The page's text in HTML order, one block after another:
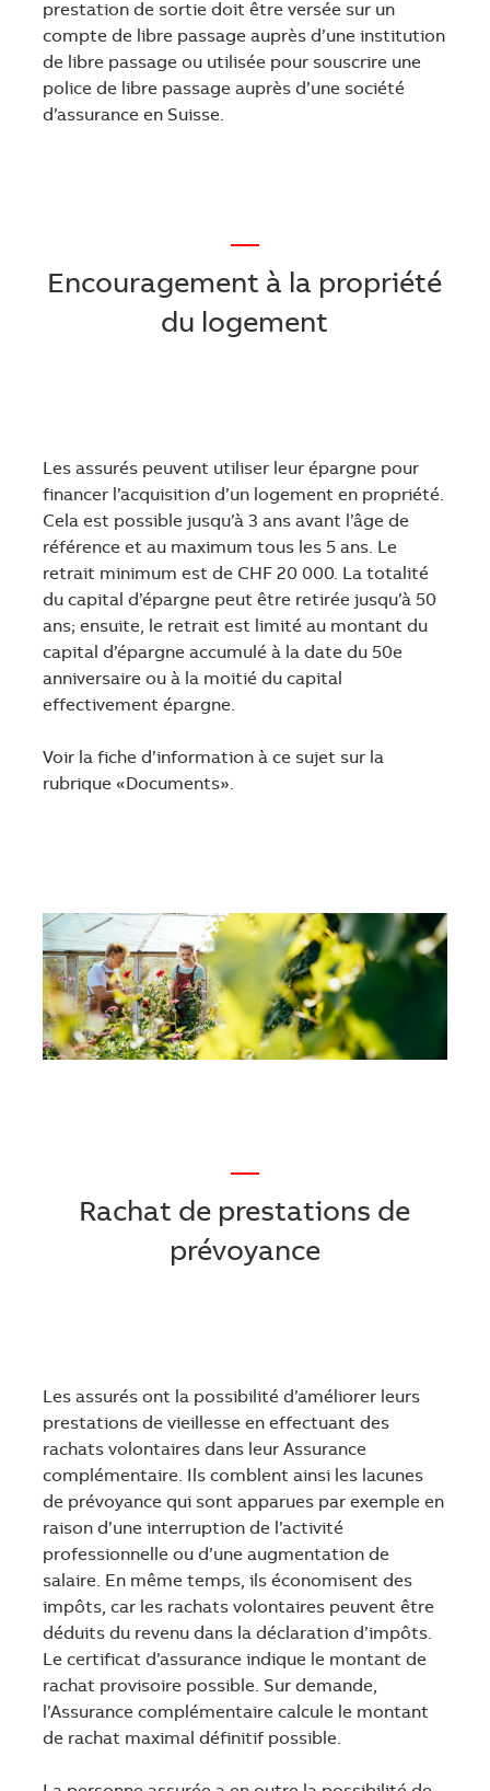
prestation de sortie doit être versée sur un
compte de libre passage auprès d’une institution
de libre passage ou utilisée pour souscrire une
police de libre passage auprès d’une société
d’assurance en Suisse.
—
Encouragement à la propriété
du logement
Les assurés peuvent utiliser leur épargne pour
financer l’acquisition d’un logement en propriété.
Cela est possible jusqu’à 3 ans avant l’âge de
référence et au maximum tous les 5 ans. Le
retrait minimum est de CHF 20 000. La totalité
du capital d’épargne peut être retirée jusqu’à 50
ans; ensuite, le retrait est limité au montant du
capital d’épargne accumulé à la date du 50e
anniversaire ou à la moitié du capital
effectivement épargne.
Voir la fiche d’information à ce sujet sur la
rubrique «Documents».
—
Rachat de prestations de
prévoyance
Les assurés ont la possibilité d’améliorer leurs
prestations de vieillesse en effectuant des
rachats volontaires dans leur Assurance
complémentaire. Ils comblent ainsi les lacunes
de prévoyance qui sont apparues par exemple en
raison d’une interruption de l’activité
professionnelle ou d’une augmentation de
salaire. En même temps, ils économisent des
impôts, car les rachats volontaires peuvent être
déduits du revenu dans la déclaration d’impôts.
Le certificat d’assurance indique le montant de
rachat provisoire possible. Sur demande,
l’Assurance complémentaire calcule le montant
de rachat maximal définitif possible.